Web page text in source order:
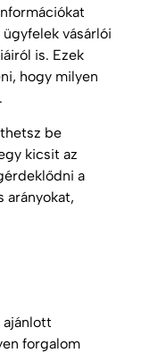
vásárlói
is. Ezek
hogy milyen
be
kicsit az
a
arányokat,
ajánlott
forgalom